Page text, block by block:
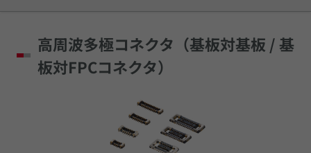
高周波多極コネクタ（基板対基板 / 基
板対FPCコネクタ）